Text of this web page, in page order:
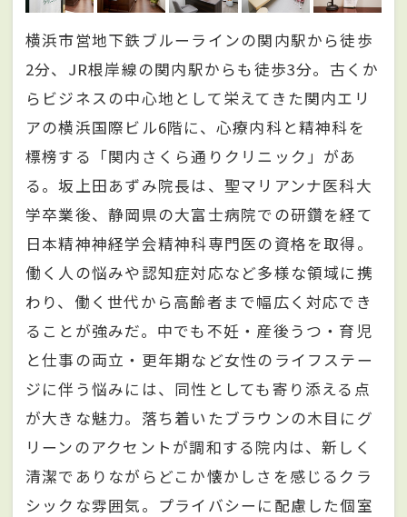
横浜市営地下鉄ブルーラインの関内駅から徒歩
2分、JR根岸線の関内駅からも徒歩3分。古くか
らビジネスの中心地として栄えてきた関内エリ
アの横浜国際ビル6階に、心療内科と精神科を
標榜する「関内さくら通りクリニック」があ
る。坂上田あずみ院長は、聖マリアンナ医科大
学卒業後、静岡県の大富士病院での研鑽を経て
日本精神神経学会精神科専門医の資格を取得。
働く人の悩みや認知症対応など多様な領域に携
わり、働く世代から高齢者まで幅広く対応でき
ることが強みだ。中でも不妊・産後うつ・育児
と仕事の両立・更年期など女性のライフステー
ジに伴う悩みには、同性としても寄り添える点
が大きな魅力。落ち着いたブラウンの木目にグ
リーンのアクセントが調和する院内は、新しく
清潔でありながらどこか懐かしさを感じるクラ
シックな雰囲気。プライバシーに配慮した個室